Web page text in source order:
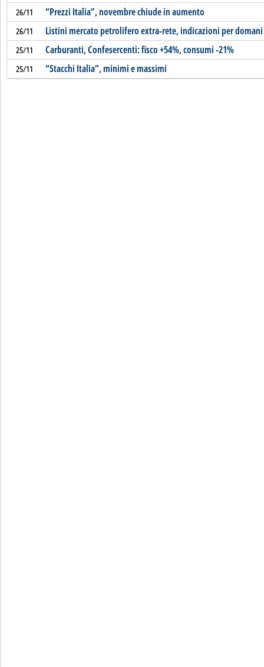
26/11 “Prezzi Italia”, novembre chiude in aumento
26/11 Listini mercato petrolifero extra-rete, indicazioni per domani
25/11 Carburanti, Confesercenti: fisco +54%, consumi -21%
25/11 “Stacchi Italia”, minimi e massimi